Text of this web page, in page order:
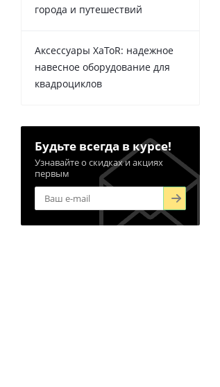
города и путешествий
Аксессуары XaToR: надежное
навесное оборудование для
квадроциклов
Будьте всегда в курсе!
Узнавайте о скидках и акциях
первым